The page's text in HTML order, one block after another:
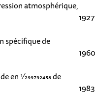
atmosphérique,
1927
spécifique de
1960
1⁄299792458 de
1983